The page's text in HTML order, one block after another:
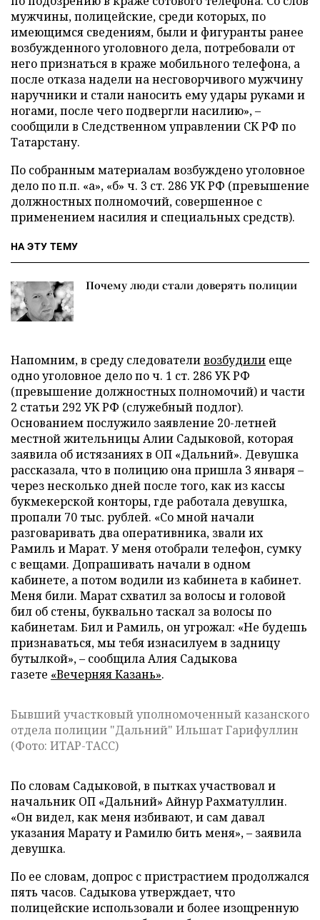
мужчины, полицейские, среди которых, по
имеющимся сведениям, были и фигуранты ранее
возбужденного уголовного дела, потребовали от
него признаться в краже мобильного телефона, а
после отказа надели на несговорчивого мужчину
наручники и стали наносить ему удары руками и
ногами, после чего подвергли насилию», –
сообщили в Следственном управлении СК РФ по
Татарстану.
По собранным материалам возбуждено уголовное
дело по п.п. «а», «б» ч. 3 ст. 286 УК РФ (превышение
должностных полномочий, совершенное с
применением насилия и специальных средств).
НА ЭТУ ТЕМУ
Почему люди стали доверять полиции
Напомним, в среду следователивозбудили еще
одно уголовное дело по ч. 1 ст. 286 УК РФ
(превышение должностных полномочий) и части
2 статьи 292 УК РФ (служебный подлог).
Основанием послужило заявление 20-летней
местной жительницы Алии Садыковой, которая
заявила об истязаниях в ОП «Дальний». Девушка
рассказала, что в полицию она пришла 3 января –
через несколько дней после того, как из кассы
букмекерской конторы, где работала девушка,
пропали 70 тыс. рублей. «Со мной начали
разговаривать два оперативника, звали их
Рамиль и Марат. У меня отобрали телефон, сумку
с вещами. Допрашивать начали в одном
кабинете, а потом водили из кабинета в кабинет.
Меня били. Марат схватил за волосы и головой
бил об стены, буквально таскал за волосы по
кабинетам. Бил и Рамиль, он угрожал: «Не будешь
признаваться, мы тебя изнасилуем в задницу
бутылкой», – сообщила Алия Садыкова
газете «Вечерняя Казань».
Бывший участковый уполномоченный казанского
отдела полиции "Дальний" Ильшат Гарифуллин
(Фото: ИТАР-ТАСС)
По словам Садыковой, в пытках участвовал и
начальник ОП «Дальний» Айнур Рахматуллин.
«Он видел, как меня избивают, и сам давал
указания Марату и Рамилю бить меня», – заявила
девушка.
По ее словам, допрос с пристрастием продолжался
пять часов. Садыкова утверждает, что
полицейские использовали и более изощренную